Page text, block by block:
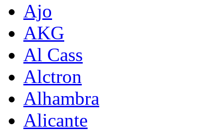
Ajo
AKG
Al Cass
Alctron
Alhambra
Alicante